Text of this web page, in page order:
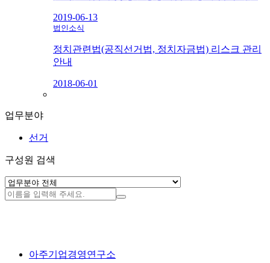
2019-06-13
법인소식
정치관련법(공직선거법, 정치자금법) 리스크 관리
안내
2018-06-01
업무분야
선거
구성원 검색
아주기업경영연구소